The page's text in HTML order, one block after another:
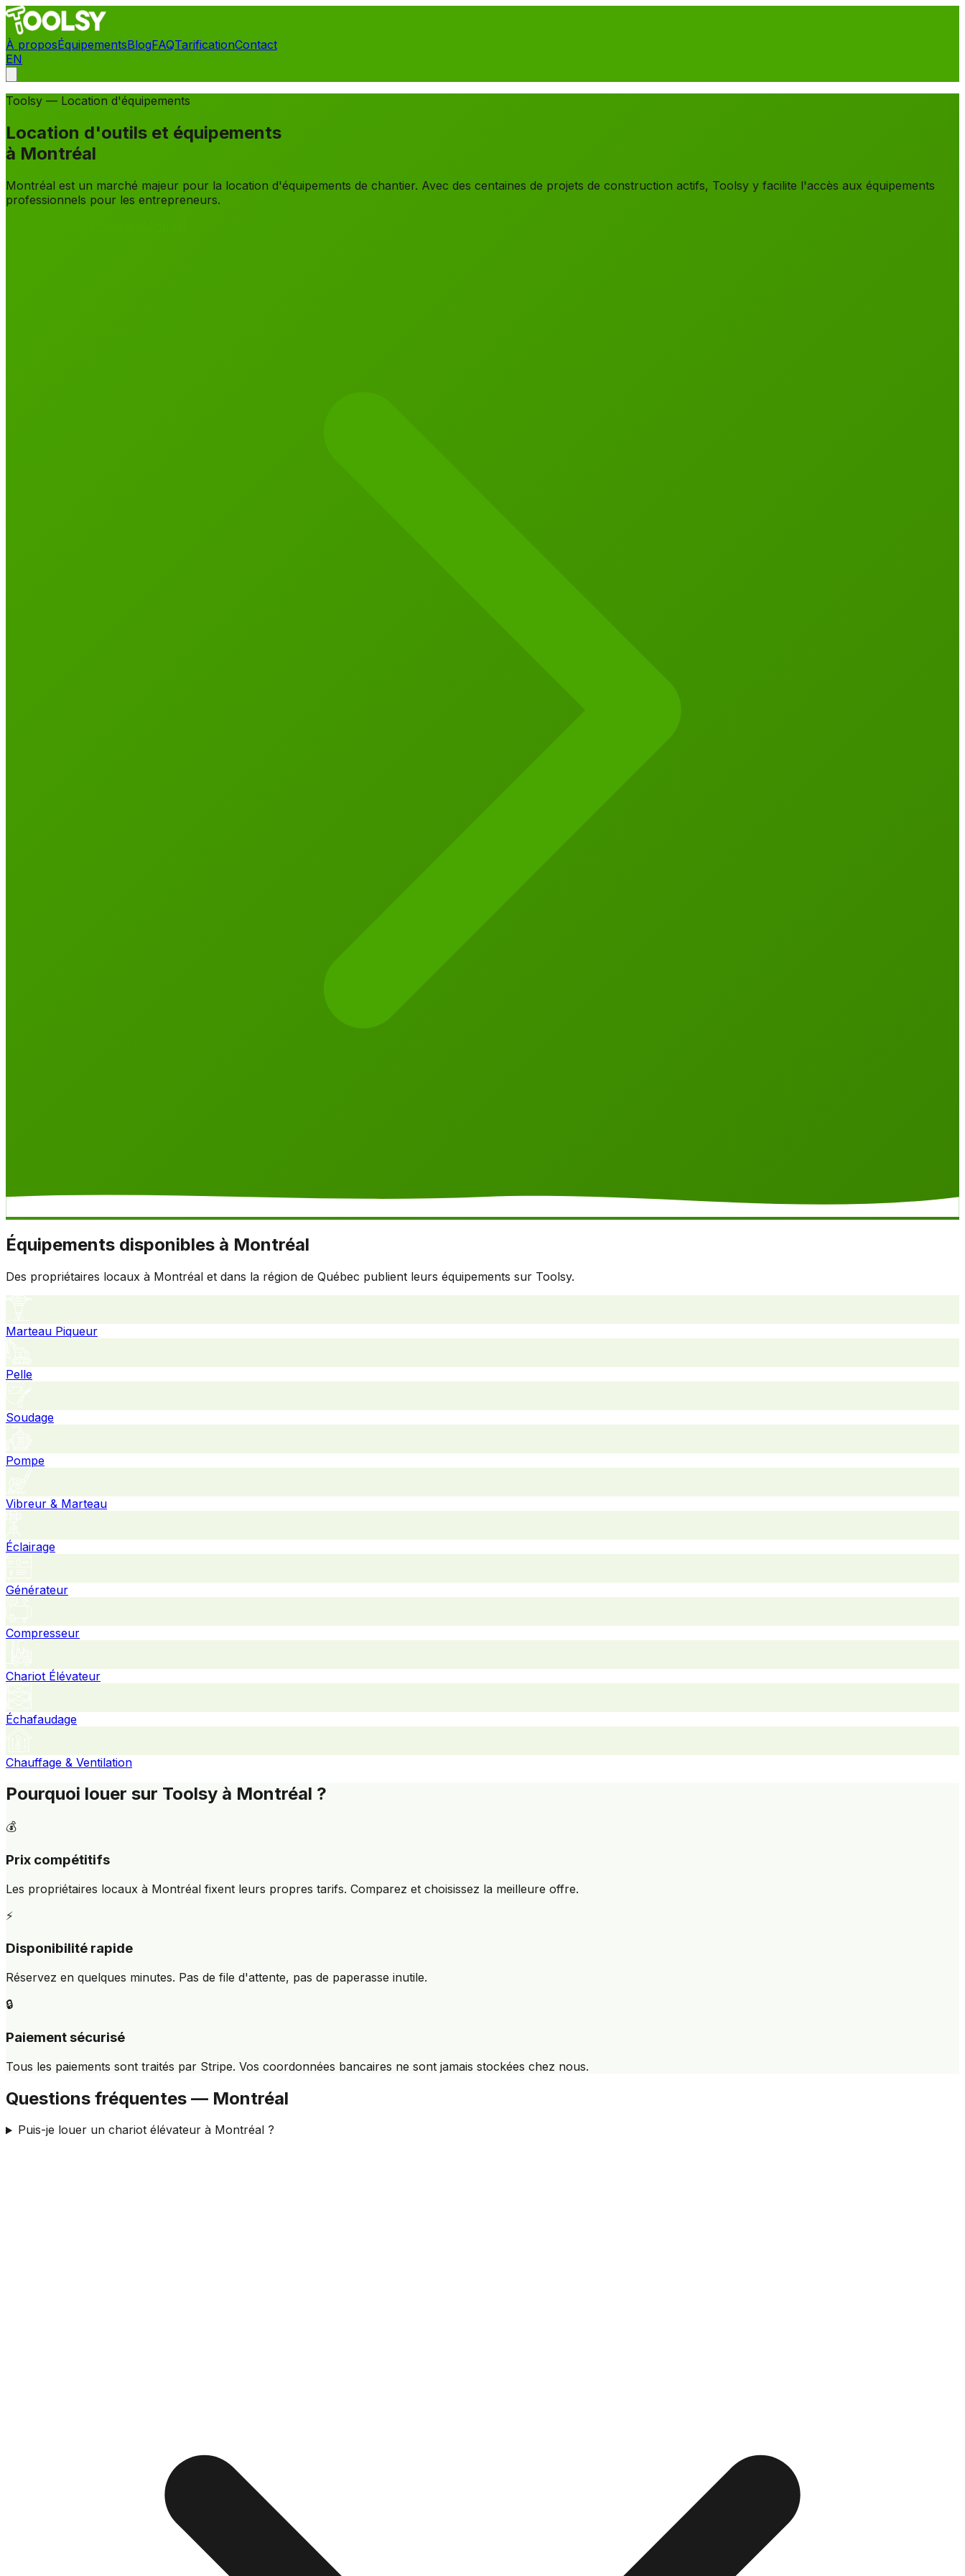
À proposÉquipementsBlogFAQTarificationContact
EN
Toolsy — Location d'équipements
Location d'outils et équipements
à Montréal
Montréal est un marché majeur pour la location d'équipements de chantier. Avec des centaines de projets de construction actifs, Toolsy y facilite l'accès aux équipements
professionnels pour les entrepreneurs.
Équipements disponibles à Montréal
Des propriétaires locaux à Montréal et dans la région de Québec publient leurs équipements sur Toolsy.
Marteau Piqueur
Pelle
Soudage
Pompe
Vibreur & Marteau
Éclairage
Générateur
Compresseur
Chariot Élévateur
Échafaudage
Chauffage & Ventilation
Pourquoi louer sur Toolsy à Montréal ?
💰
Prix compétitifs
Les propriétaires locaux à Montréal fixent leurs propres tarifs. Comparez et choisissez la meilleure offre.
⚡
Disponibilité rapide
Réservez en quelques minutes. Pas de file d'attente, pas de paperasse inutile.
🔒
Paiement sécurisé
Tous les paiements sont traités par Stripe. Vos coordonnées bancaires ne sont jamais stockées chez nous.
Questions fréquentes — Montréal
Puis-je louer un chariot élévateur à Montréal ?